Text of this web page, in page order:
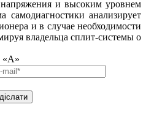
и высоким уровнем
самодиагностики анализирует
и в случае необходимости
владельца сплит-системы о
«А»